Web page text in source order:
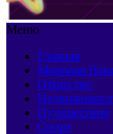
Меню
Главная
Мировая
Общество
Путешествия
Спорт